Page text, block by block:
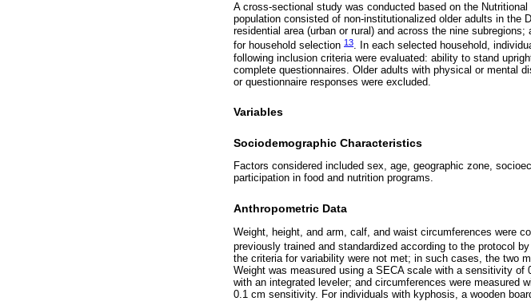
A cross-sectional study was conducted based on the
population consisted of non-institutionalized older adults in the
residential area (urban or rural) and across the nine
for household selection 13. In each selected household,
following inclusion criteria were evaluated: ability to stand
complete questionnaires. Older adults with physical or mental
or questionnaire responses were excluded.
Variables
Sociodemographic Characteristics
Factors considered included sex, age, geographic zone,
participation in food and nutrition programs.
Anthropometric Data
Weight, height, and arm, calf, and waist circumferences were
previously trained and standardized according to the protocol
the criteria for variability were not met; in such cases, the two
Weight was measured using a SECA scale with a sensitivity
with an integrated leveler; and circumferences were measured
0.1 cm sensitivity. For individuals with kyphosis, a wooden